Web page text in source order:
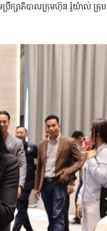
រឹក្សាភិបាល​ក្រុមហ៊ុន រ៉ូយ៉ាល់ គ្រុប